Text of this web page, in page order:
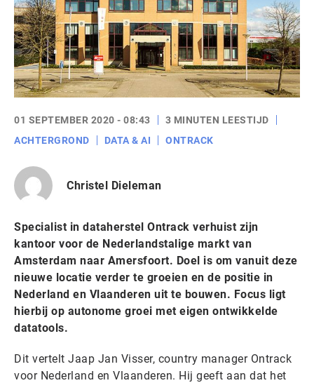
01 SEPTEMBER 2020 - 08:43
3 MINUTEN LEESTIJD
ACHTERGROND
DATA & AI ONTRACK
Christel Dieleman
Specialist in dataherstel Ontrack verhuist zijn
kantoor voor de Nederlandstalige markt van
Amsterdam naar Amersfoort. Doel is om vanuit deze
nieuwe locatie verder te groeien en de positie in
Nederland en Vlaanderen uit te bouwen. Focus ligt
hierbij op autonome groei met eigen ontwikkelde
datatools.
Dit vertelt Jaap Jan Visser, country manager Ontrack
voor Nederland en Vlaanderen. Hij geeft aan dat het